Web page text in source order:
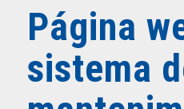
Página
sistema